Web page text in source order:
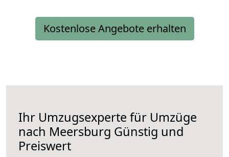
Kostenlose Angebote erhalten
Ihr Umzugsexperte für Umzüge
nach Meersburg Günstig und
Preiswert